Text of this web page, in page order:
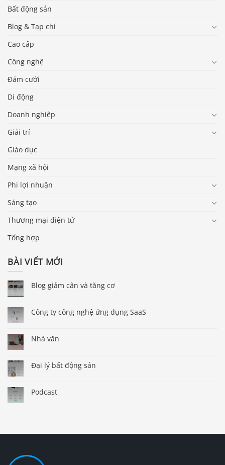
Bất động sản
Blog & Tạp chí
Cao cấp
Công nghệ
Đám cưới
Di động
Doanh nghiệp
Giải trí
Giáo dục
Mạng xã hội
Phi lợi nhuận
Sáng tạo
Thương mại điện tử
Tổng hợp
BÀI VIẾT MỚI
Blog giảm cân và tăng cơ
Công ty công nghệ ứng dụng SaaS
Nhà văn
Đại lý bất động sản
Podcast